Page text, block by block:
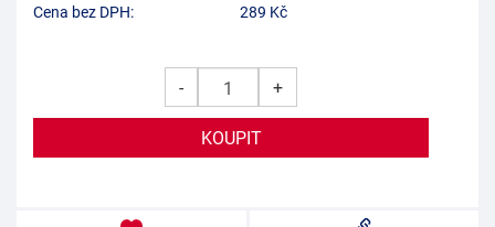
Cena bez DPH: 289 Kč
- +